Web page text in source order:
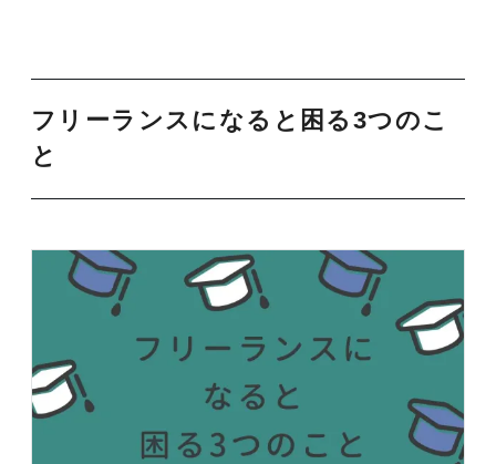
フリーランスになると困る3つのこ
と